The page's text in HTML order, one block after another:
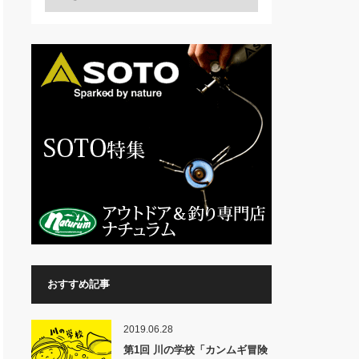
おすすめ記事
2019.06.28
第1回 川の学校「カンムギ冒険